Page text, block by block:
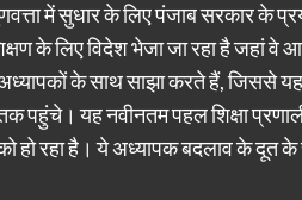
में सुधार के लिए पंजाब सरकार के
के लिए विदेश भेजा जा रहा है जहां वे
के साथ साझा करते हैं, जिससे यह
पहुंचे। यह नवीनतम पहल शिक्षा
को हो रहा है। ये अध्यापक बदलाव के